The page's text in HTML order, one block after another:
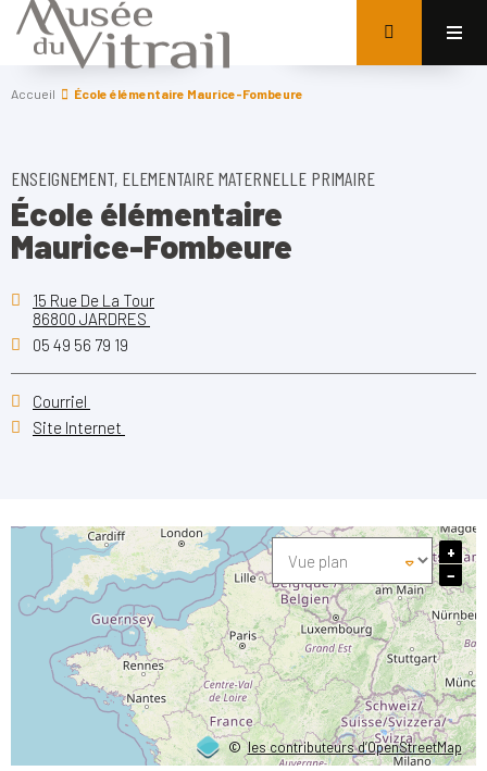
Accueil École élémentaire Maurice-Fombeure
ENSEIGNEMENT, ELEMENTAIRE MATERNELLE PRIMAIRE
École élémentaire
Maurice-Fombeure
15 Rue De La Tour
86800 JARDRES
05 49 56 79 19
Courriel
Site Internet
©les contributeurs d’OpenStreetMap
+
−